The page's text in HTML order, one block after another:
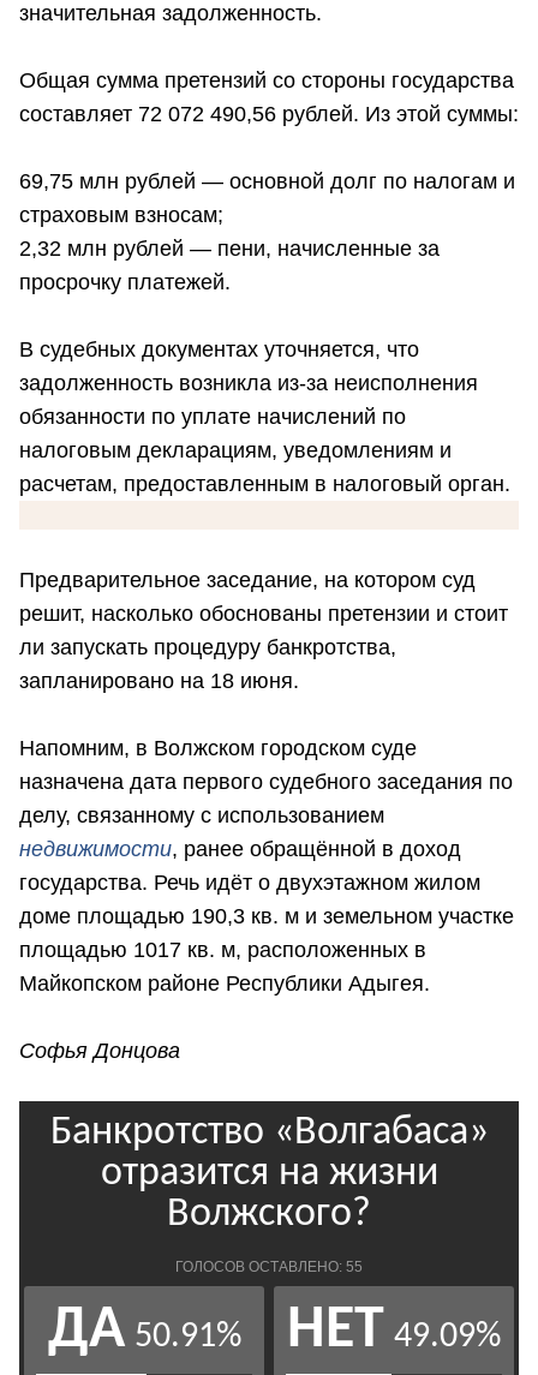
значительная задолженность.
Общая сумма претензий со стороны государства
составляет 72 072 490,56 рублей. Из этой суммы:
69,75 млн рублей — основной долг по налогам и
страховым взносам;
2,32 млн рублей — пени, начисленные за
просрочку платежей.
В судебных документах уточняется, что
задолженность возникла из-за неисполнения
обязанности по уплате начислений по
налоговым декларациям, уведомлениям и
расчетам, предоставленным в налоговый орган.
Предварительное заседание, на котором суд
решит, насколько обоснованы претензии и стоит
ли запускать процедуру банкротства,
запланировано на 18 июня.
Напомним, в Волжском городском суде
назначена дата первого судебного заседания по
делу, связанному с использованием
недвижимости, ранее обращённой в доход
государства. Речь идёт о двухэтажном жилом
доме площадью 190,3 кв. м и земельном участке
площадью 1017 кв. м, расположенных в
Майкопском районе Республики Адыгея.
Софья Донцова